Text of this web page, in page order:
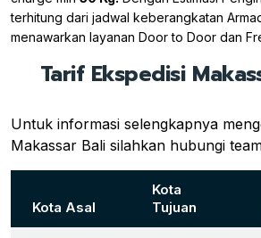
terhitung dari jadwal keberangkatan
menawarkan layanan Door to Door dan
Tarif Ekspedisi
Untuk informasi selengkapnya
Makassar Bali silahkan hubungi
Kota Asal
Kota
Tujuan